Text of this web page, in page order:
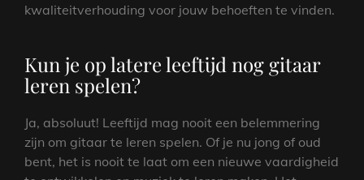
kwaliteitverhouding voor jouw behoeften te vinden.
Kun je op latere leeftijd nog gitaar
leren spelen?
Ja, absoluut! Leeftijd mag nooit een belemmering
zijn om gitaar te leren spelen. Of je nu jong of oud
bent, het is nooit te laat om een nieuwe vaardigheid